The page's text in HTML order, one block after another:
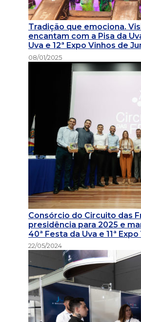
Tradição que emociona.
encantam com a Pisa da
Uva e 12ª Expo Vinhos de
08/01/2025
Consórcio do Circuito das
presidência para 2025 e
40ª Festa da Uva e 11ª
22/05/2024